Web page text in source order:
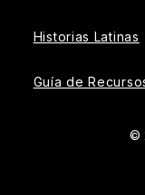
Historias Latinas
Guía de
©